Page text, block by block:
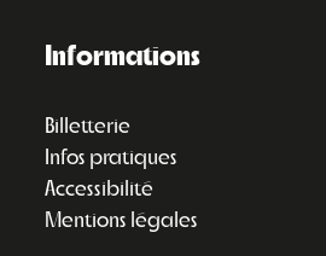
Informations
Billetterie
Infos pratiques
Accessibilité
Mentions légales